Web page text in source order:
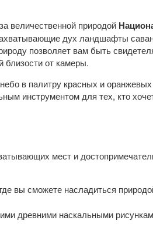
величественной природой
дух ландшафты
позволяет вам быть
близости от камеры.
в палитру красных и оранжевых
инструментом для тех, кто
мест и
вы сможете насладиться
древними наскальными